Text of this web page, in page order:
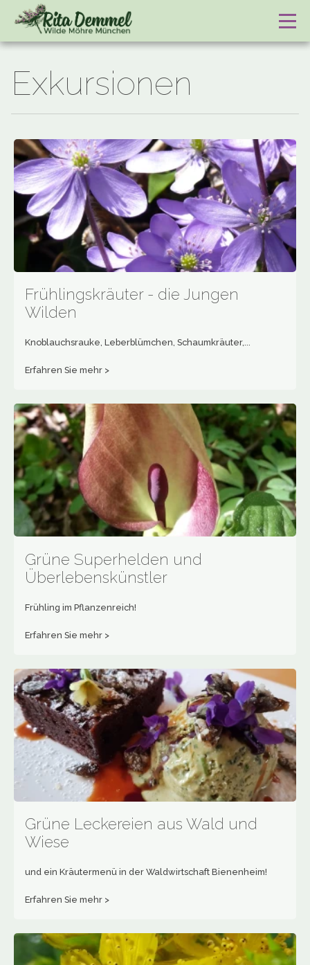
Exkursionen
Frühlingskräuter - die Jungen
Wilden
Knoblauchsrauke, Leberblümchen, Schaumkräuter,...
Erfahren Sie mehr >
Grüne Superhelden und
Überlebenskünstler
Frühling im Pflanzenreich!
Erfahren Sie mehr >
Grüne Leckereien aus Wald und
Wiese
und ein Kräutermenü in der Waldwirtschaft Bienenheim!
Erfahren Sie mehr >